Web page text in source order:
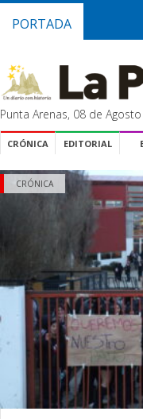
PORTADA
Punta Arenas, 08 de
CRÓNICA EDITORIAL
CRÓNICA